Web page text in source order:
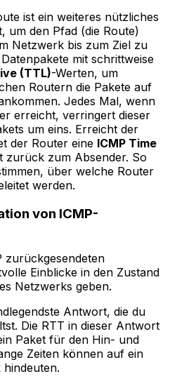
ist ein weiteres nützliches
um den Pfad (die Route)
Netzwerk bis zum Ziel zu
mit schrittweise
(TTL)-Werten, um
Routern die Pakete auf
Jedes Mal, wenn
erreicht, verringert dieser
um eins. Erreicht der
der Router eine ICMP Time
zurück zum Absender. So
über welche Router
werden.
von ICMP-
zurückgesendeten
Einblicke in den Zustand
Netzwerks geben.
Antwort, die du
Die RTT in dieser Antwort
Paket für den Hin- und
Zeiten können auf ein